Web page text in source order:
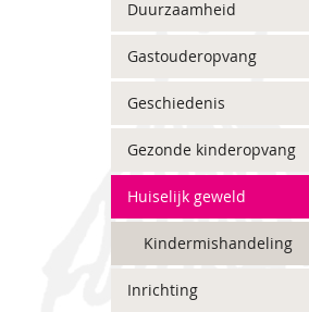
Duurzaamheid
Gastouderopvang
Geschiedenis
Gezonde kinderopvang
Huiselijk geweld
Kindermishandeling
Inrichting